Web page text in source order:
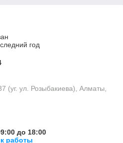
год
(уг. ул. Розыбакиева), Алматы,
до 18:00
работы